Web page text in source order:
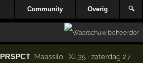
Community Overig 🔍
PRSPCT, Maassilo · XL35 · zaterdag 27